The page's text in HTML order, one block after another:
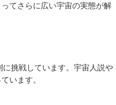
てさらに広い宇宙の実態が解
挑戦しています。宇宙人説や
います。